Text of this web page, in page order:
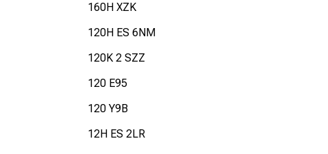
160H XZK
120H ES 6NM
120K 2 SZZ
120 E95
120 Y9B
12H ES 2LR